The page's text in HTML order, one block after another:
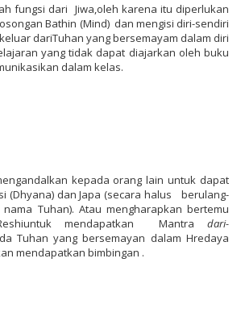
fungsi dari Jiwa,oleh karena itu diperlukan
Bathin (Mind) dan mengisi diri-sendiri
dariTuhan yang bersemayam dalam diri
yang tidak dapat diajarkan oleh buku
dalam kelas.
kepada orang lain untuk dapat
(Dhyana) dan Japa (secara halus berulang-
Tuhan). Atau mengharapkan bertemu
mendapatkan Mantra dari-
Tuhan yang bersemayan dalam Hredaya
mendapatkan bimbingan .